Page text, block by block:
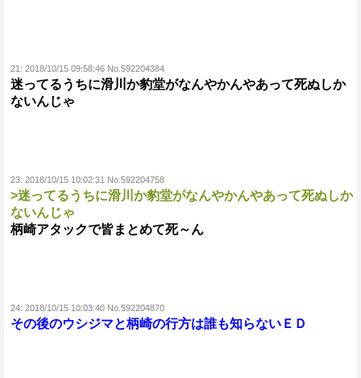
21: 2018/10/15 09:58:46 No.592204384
迷ってるうちに滑川か豹堂がなんやかんやあって死ぬしか
ないんじゃ
23: 2018/10/15 10:02:31 No.592204758
>迷ってるうちに滑川か豹堂がなんやかんやあって死ぬしか
ないんじゃ
柄崎アタックで皆まとめて死～ん
24: 2018/10/15 10:03:40 No.592204870
その後のウシジマと柄崎の行方は誰も知らないＥＤ